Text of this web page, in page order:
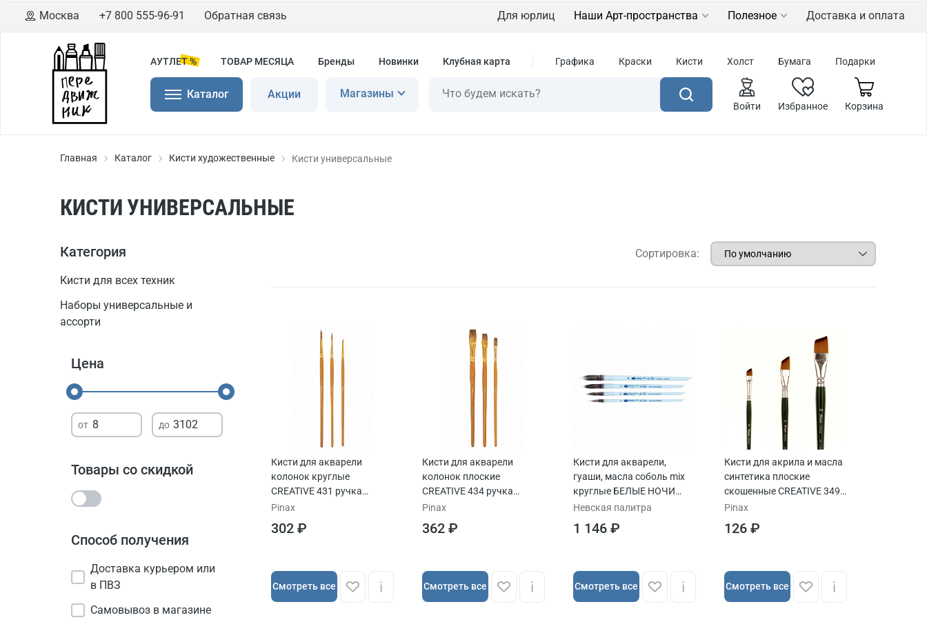
Москва +7 800 555-96-91 Обратная связь Для юрлиц Наши Арт-пространства Полезное Доставка и оплата
АУТЛЕТ % ТОВАР МЕСЯЦА Бренды Новинки Клубная карта Графика Краски Кисти Холст Бумага Подарки
Каталог Акции Магазины
Войти Избранное Корзина
Главная Каталог Кисти художественные Кисти универсальные
КИСТИ УНИВЕРСАЛЬНЫЕ
Категория
Кисти для всех техник
Наборы универсальные и
ассорти
Цена
Товары со скидкой
Способ получения
Доставка курьером или
в ПВЗ
Самовывоз в магазине
Сортировка:
Кисти для акварели
колонок круглые
CREATIVE 431 ручка
короткая
Pinax
302 ₽
Cмотреть все
Кисти для акварели
колонок плоские
CREATIVE 434 ручка
короткая
Pinax
362 ₽
Cмотреть все
Кисти для акварели,
гуаши, масла соболь mix
круглые БЕЛЫЕ НОЧИ
пленочная обойма
Невская палитра
1 146 ₽
Cмотреть все
Кисти для акрила и масла
синтетика плоские
скошенные CREATIVE 349
ручка короткая
Pinax
126 ₽
Cмотреть все